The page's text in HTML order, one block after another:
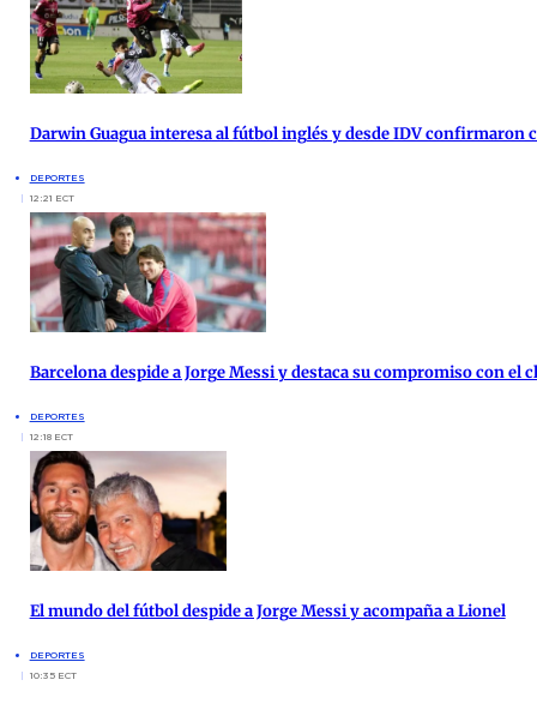
Darwin Guagua interesa al fútbol inglés y desde IDV confirmaron
DEPORTES
12:21 ECT
Barcelona despide a Jorge Messi y destaca su compromiso con el
DEPORTES
12:18 ECT
El mundo del fútbol despide a Jorge Messi y acompaña a Lionel
DEPORTES
10:35 ECT